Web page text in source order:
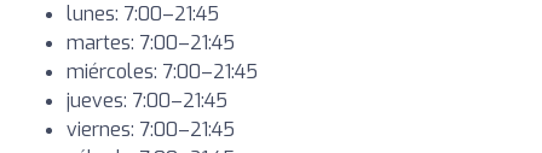
lunes: 7:00–21:45
martes: 7:00–21:45
miércoles: 7:00–21:45
jueves: 7:00–21:45
viernes: 7:00–21:45